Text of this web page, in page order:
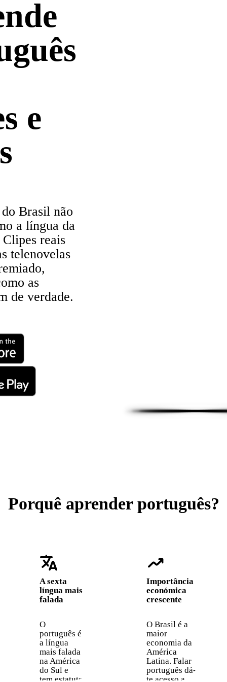
e
Brasil não
a língua da
reais
telenovelas
as
de verdade.
Porquê aprender português?
translate
A sexta
língua mais
falada
O
português é
a língua
mais falada
na América
do Sul e
tem estatuto
trending_up
Importância
económica
crescente
O Brasil é a
maior
economia da
América
Latina. Falar
português dá-
te acesso a